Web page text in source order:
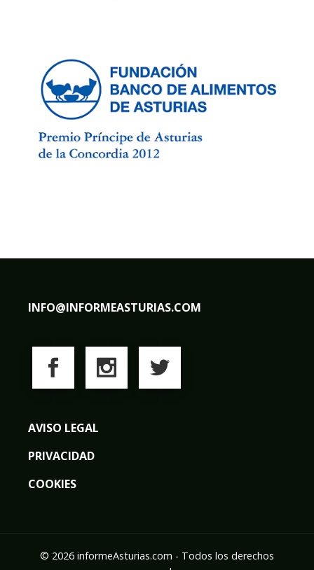
INFO@INFORMEASTURIAS.COM
AVISO LEGAL
PRIVACIDAD
COOKIES
© 2026 informeAsturias.com - Todos los derechos